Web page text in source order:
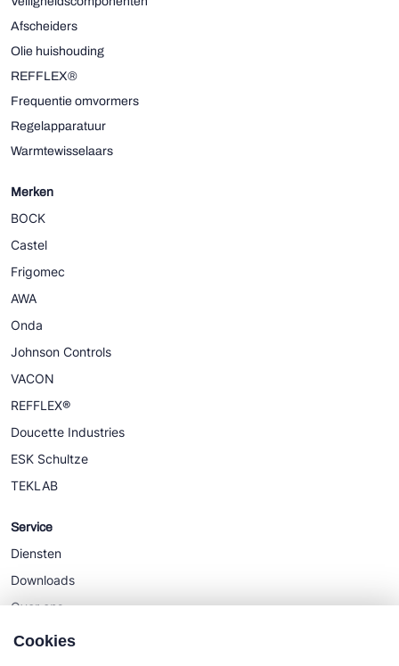
Afscheiders
Olie huishouding
REFFLEX®
Frequentie omvormers
Regelapparatuur
Warmtewisselaars
Merken
BOCK
Castel
Frigomec
AWA
Onda
Johnson Controls
VACON
REFFLEX®
Doucette Industries
ESK Schultze
TEKLAB
Service
Diensten
Downloads
Over ons
Nieuws
Cookies